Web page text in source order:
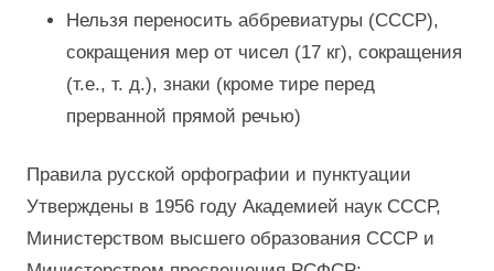
Нельзя переносить аббревиатуры (СССР),
сокращения мер от чисел (17 кг), сокращения
(т.е., т. д.), знаки (кроме тире перед
прерванной прямой речью)
Правила русской орфографии и пунктуации
Утверждены в 1956 году Академией наук СССР,
Министерством высшего образования СССР и